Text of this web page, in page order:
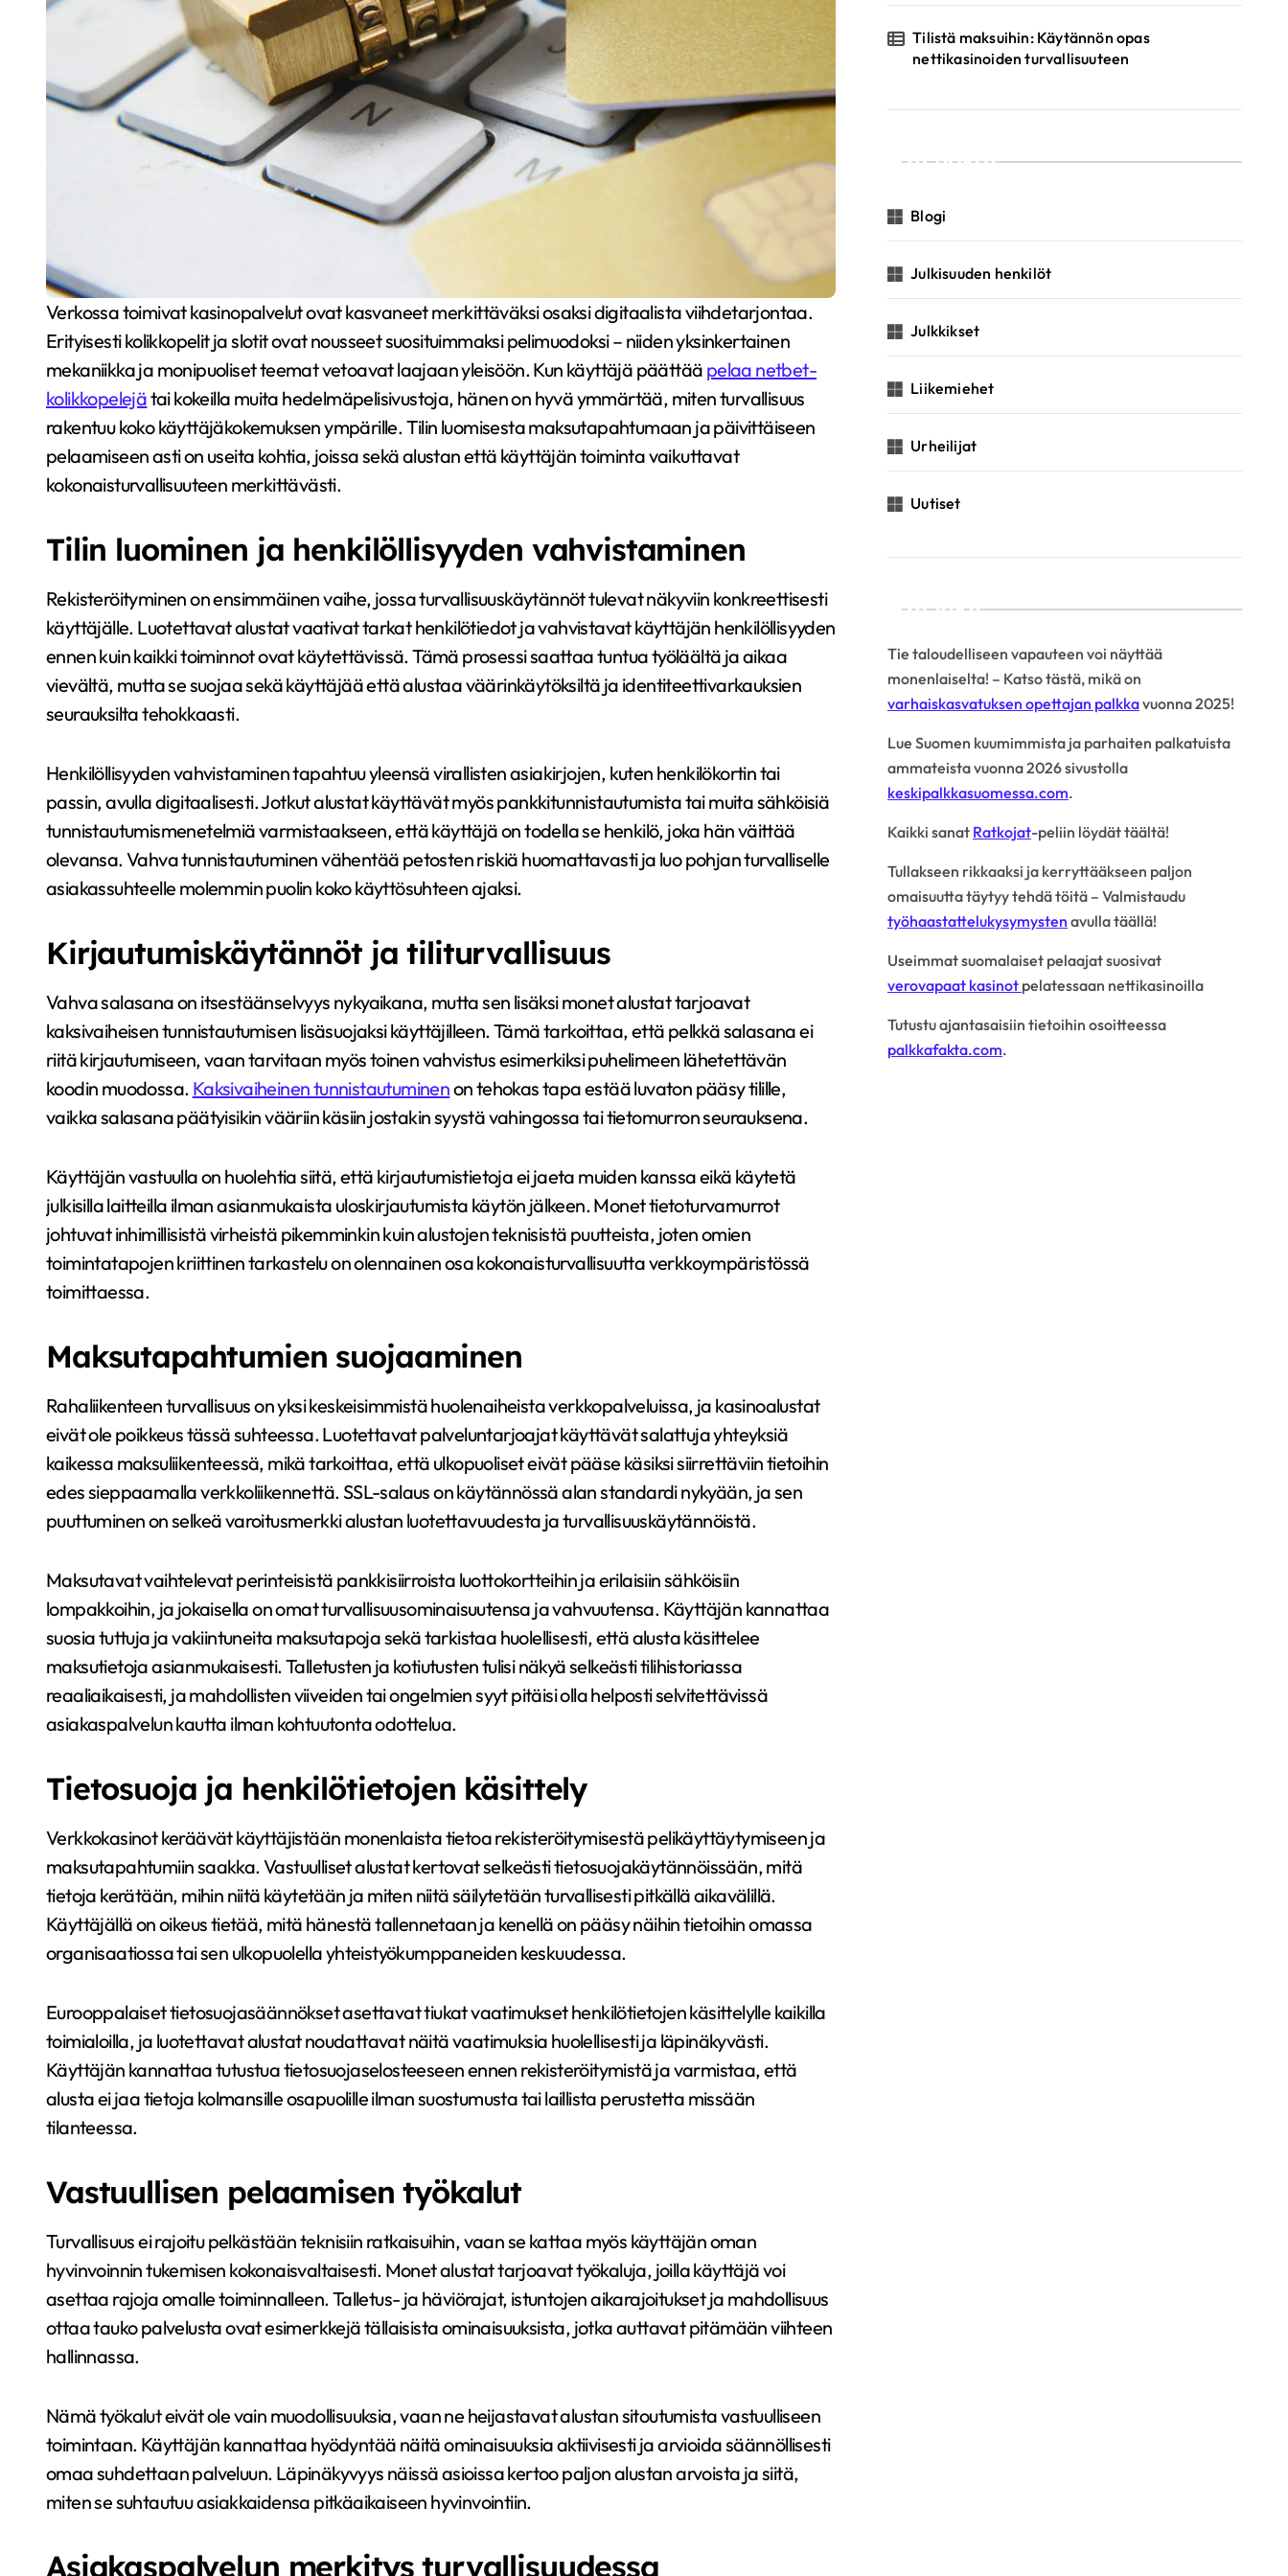
Verkossa toimivat kasinopalvelut ovat kasvaneet merkittäväksi osaksi digitaalista viihdetarjontaa.
Erityisesti kolikkopelit ja slotit ovat nousseet suosituimmaksi pelimuodoksi – niiden yksinkertainen
mekaniikka ja monipuoliset teemat vetoavat laajaan yleisöön. Kun käyttäjä päättää pelaa netbet-
kolikkopelejätai kokeilla muita hedelmäpelisivustoja, hänen on hyvä ymmärtää, miten turvallisuus
rakentuu koko käyttäjäkokemuksen ympärille. Tilin luomisesta maksutapahtumaan ja päivittäiseen
pelaamiseen asti on useita kohtia, joissa sekä alustan että käyttäjän toiminta vaikuttavat
kokonaisturvallisuuteen merkittävästi.
Tilin luominen ja henkilöllisyyden vahvistaminen
Rekisteröityminen on ensimmäinen vaihe, jossa turvallisuuskäytännöt tulevat näkyviin konkreettisesti
käyttäjälle. Luotettavat alustat vaativat tarkat henkilötiedot ja vahvistavat käyttäjän henkilöllisyyden
ennen kuin kaikki toiminnot ovat käytettävissä. Tämä prosessi saattaa tuntua työläältä ja aikaa
vievältä, mutta se suojaa sekä käyttäjää että alustaa väärinkäytöksiltä ja identiteettivarkauksien
seurauksilta tehokkaasti.
Henkilöllisyyden vahvistaminen tapahtuu yleensä virallisten asiakirjojen, kuten henkilökortin tai
passin, avulla digitaalisesti. Jotkut alustat käyttävät myös pankkitunnistautumista tai muita sähköisiä
tunnistautumismenetelmiä varmistaakseen, että käyttäjä on todella se henkilö, joka hän väittää
olevansa. Vahva tunnistautuminen vähentää petosten riskiä huomattavasti ja luo pohjan turvalliselle
asiakassuhteelle molemmin puolin koko käyttösuhteen ajaksi.
Kirjautumiskäytännöt ja tiliturvallisuus
Vahva salasana on itsestäänselvyys nykyaikana, mutta sen lisäksi monet alustat tarjoavat
kaksivaiheisen tunnistautumisen lisäsuojaksi käyttäjilleen. Tämä tarkoittaa, että pelkkä salasana ei
riitä kirjautumiseen, vaan tarvitaan myös toinen vahvistus esimerkiksi puhelimeen lähetettävän
koodin muodossa. Kaksivaiheinen tunnistautuminenon tehokas tapa estää luvaton pääsy tilille,
vaikka salasana päätyisikin vääriin käsiin jostakin syystä vahingossa tai tietomurron seurauksena.
Käyttäjän vastuulla on huolehtia siitä, että kirjautumistietoja ei jaeta muiden kanssa eikä käytetä
julkisilla laitteilla ilman asianmukaista uloskirjautumista käytön jälkeen. Monet tietoturvamurrot
johtuvat inhimillisistä virheistä pikemminkin kuin alustojen teknisistä puutteista, joten omien
toimintatapojen kriittinen tarkastelu on olennainen osa kokonaisturvallisuutta verkkoympäristössä
toimittaessa.
Maksutapahtumien suojaaminen
Rahaliikenteen turvallisuus on yksi keskeisimmistä huolenaiheista verkkopalveluissa, ja kasinoalustat
eivät ole poikkeus tässä suhteessa. Luotettavat palveluntarjoajat käyttävät salattuja yhteyksiä
kaikessa maksuliikenteessä, mikä tarkoittaa, että ulkopuoliset eivät pääse käsiksi siirrettäviin tietoihin
edes sieppaamalla verkkoliikennettä. SSL-salaus on käytännössä alan standardi nykyään, ja sen
puuttuminen on selkeä varoitusmerkki alustan luotettavuudesta ja turvallisuuskäytännöistä.
Maksutavat vaihtelevat perinteisistä pankkisiirroista luottokortteihin ja erilaisiin sähköisiin
lompakkoihin, ja jokaisella on omat turvallisuusominaisuutensa ja vahvuutensa. Käyttäjän kannattaa
suosia tuttuja ja vakiintuneita maksutapoja sekä tarkistaa huolellisesti, että alusta käsittelee
maksutietoja asianmukaisesti. Talletusten ja kotiutusten tulisi näkyä selkeästi tilihistoriassa
reaaliaikaisesti, ja mahdollisten viiveiden tai ongelmien syyt pitäisi olla helposti selvitettävissä
asiakaspalvelun kautta ilman kohtuutonta odottelua.
Tietosuoja ja henkilötietojen käsittely
Verkkokasinot keräävät käyttäjistään monenlaista tietoa rekisteröitymisestä pelikäyttäytymiseen ja
maksutapahtumiin saakka. Vastuulliset alustat kertovat selkeästi tietosuojakäytännöissään, mitä
tietoja kerätään, mihin niitä käytetään ja miten niitä säilytetään turvallisesti pitkällä aikavälillä.
Käyttäjällä on oikeus tietää, mitä hänestä tallennetaan ja kenellä on pääsy näihin tietoihin omassa
organisaatiossa tai sen ulkopuolella yhteistyökumppaneiden keskuudessa.
Eurooppalaiset tietosuojasäännökset asettavat tiukat vaatimukset henkilötietojen käsittelylle kaikilla
toimialoilla, ja luotettavat alustat noudattavat näitä vaatimuksia huolellisesti ja läpinäkyvästi.
Käyttäjän kannattaa tutustua tietosuojaselosteeseen ennen rekisteröitymistä ja varmistaa, että
alusta ei jaa tietoja kolmansille osapuolille ilman suostumusta tai laillista perustetta missään
tilanteessa.
Vastuullisen pelaamisen työkalut
Turvallisuus ei rajoitu pelkästään teknisiin ratkaisuihin, vaan se kattaa myös käyttäjän oman
hyvinvoinnin tukemisen kokonaisvaltaisesti. Monet alustat tarjoavat työkaluja, joilla käyttäjä voi
asettaa rajoja omalle toiminnalleen. Talletus- ja häviörajat, istuntojen aikarajoitukset ja mahdollisuus
ottaa tauko palvelusta ovat esimerkkejä tällaisista ominaisuuksista, jotka auttavat pitämään viihteen
hallinnassa.
Nämä työkalut eivät ole vain muodollisuuksia, vaan ne heijastavat alustan sitoutumista vastuulliseen
toimintaan. Käyttäjän kannattaa hyödyntää näitä ominaisuuksia aktiivisesti ja arvioida säännöllisesti
omaa suhdettaan palveluun. Läpinäkyvyys näissä asioissa kertoo paljon alustan arvoista ja siitä,
miten se suhtautuu asiakkaidensa pitkäaikaiseen hyvinvointiin.
Asiakaspalvelun merkitys turvallisuudessa
Tilistä maksuihin: Käytännön opas
nettikasinoiden turvallisuuteen
Luokat
Blogi
Julkisuuden henkilöt
Julkkikset
Liikemiehet
Urheilijat
Uutiset
Linkit
Tie taloudelliseen vapauteen voi näyttää
monenlaiselta! – Katso tästä, mikä on
varhaiskasvatuksen opettajan palkkavuonna 2025!
Lue Suomen kuumimmista ja parhaiten palkatuista
ammateista vuonna 2026 sivustolla
keskipalkkasuomessa.com.
Kaikki sanat Ratkojat-peliin löydät täältä!
Tullakseen rikkaaksi ja kerryttääkseen paljon
omaisuutta täytyy tehdä töitä – Valmistaudu
työhaastattelukysymysten avulla täällä!
Useimmat suomalaiset pelaajat suosivat
verovapaat kasinot pelatessaan nettikasinoilla
Tutustu ajantasaisiin tietoihin osoitteessa
palkkafakta.com.